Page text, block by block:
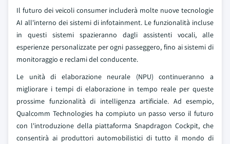
Il futuro dei veicoli consumer includerà molte nuove tecnologie
AI all'interno dei sistemi di infotainment. Le funzionalità incluse
in questi sistemi spazieranno dagli assistenti vocali, alle
esperienze personalizzate per ogni passeggero, fino ai sistemi di
monitoraggio e reclami del conducente.
Le unità di elaborazione neurale (NPU) continueranno a
migliorare i tempi di elaborazione in tempo reale per queste
prossime funzionalità di intelligenza artificiale. Ad esempio,
Qualcomm Technologies ha compiuto un passo verso il futuro
con l'introduzione della piattaforma Snapdragon Cockpit, che
consentirà ai produttori automobilistici di tutto il mondo di